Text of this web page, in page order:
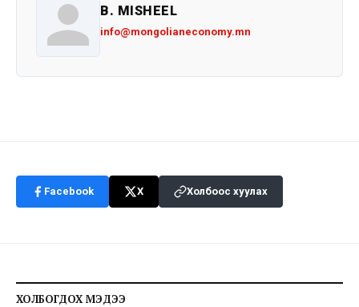
B. MISHEEL
info@mongolianeconomy.mn
Facebook X Холбоос хуулах
ХОЛБОГДОХ МЭДЭЭ